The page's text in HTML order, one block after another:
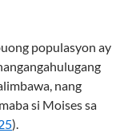
populasyon ay
nang
si Moises sa
).